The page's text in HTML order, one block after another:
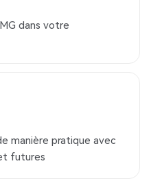
dans votre
manière pratique avec
futures